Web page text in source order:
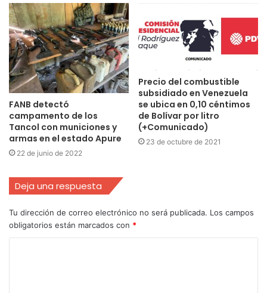
FANB detectó
campamento de los
Tancol con municiones y
armas en el estado Apure
22 de junio de 2022
Precio del combustible
subsidiado en Venezuela
se ubica en 0,10 céntimos
de Bolívar por litro
(+Comunicado)
23 de octubre de 2021
Deja una respuesta
Tu dirección de correo electrónico no será publicada. Los campos
obligatorios están marcados con *